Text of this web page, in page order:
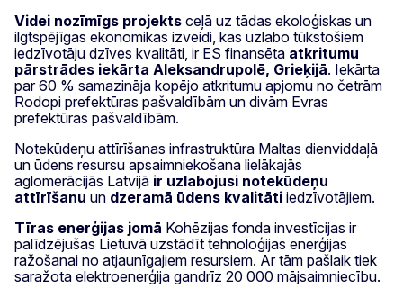
Videi nozīmīgs projekts ceļā uz tādas ekoloģiskas un
ilgtspējīgas ekonomikas izveidi, kas uzlabo tūkstošiem
iedzīvotāju dzīves kvalitāti, ir ES finansēta atkritumu
pārstrādes iekārta Aleksandrupolē, Grieķijā. Iekārta
par 60 % samazināja kopējo atkritumu apjomu no četrām
Rodopi prefektūras pašvaldībām un divām Evras
prefektūras pašvaldībām.
Notekūdeņu attīrīšanas infrastruktūra Maltas dienviddaļā
un ūdens resursu apsaimniekošana lielākajās
aglomerācijās Latvijā ir uzlabojusi notekūdeņu
attīrīšanu un dzeramā ūdens kvalitāti iedzīvotājiem.
Tīras enerģijas jomā Kohēzijas fonda investīcijas ir
palīdzējušas Lietuvā uzstādīt tehnoloģijas enerģijas
ražošanai no atjaunīgajiem resursiem. Ar tām pašlaik tiek
saražota elektroenerģija gandrīz 20 000 mājsaimniecību.